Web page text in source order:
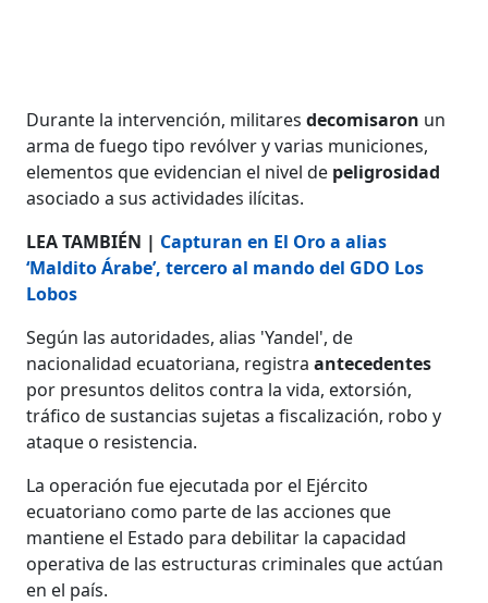
Durante la intervención, militaresdecomisaron un
arma de fuego tipo revólver y varias municiones,
elementos que evidencian el nivel de peligrosidad
asociado a sus actividades ilícitas.
LEA TAMBIÉN | Capturan en El Oro a alias
‘Maldito Árabe’, tercero al mando del GDO Los
Lobos
Según las autoridades, alias 'Yandel', de
nacionalidad ecuatoriana, registraantecedentes
por presuntos delitos contra la vida, extorsión,
tráfico de sustancias sujetas a fiscalización, robo y
ataque o resistencia.
La operación fue ejecutada por el Ejército
ecuatoriano como parte de las acciones que
mantiene el Estado para debilitar la capacidad
operativa de las estructuras criminales que actúan
en el país.